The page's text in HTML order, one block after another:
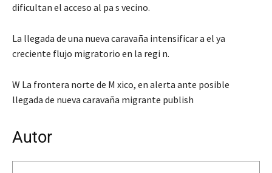
dificultan el acceso al pa s vecino.
La llegada de una nueva caravaña intensificar a el ya
creciente flujo migratorio en la regi n.
W La frontera norte de M xico, en alerta ante posible
llegada de nueva caravaña migrante publish
Autor